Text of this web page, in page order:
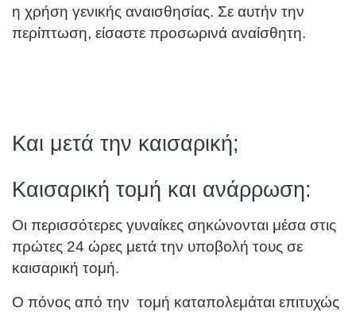
η χρήση γενικής αναισθησίας. Σε αυτήν την
περίπτωση, είσαστε προσωρινά αναίσθητη.
Και μετά την καισαρική;
Καισαρική τομή και ανάρρωση:
Οι περισσότερες γυναίκες σηκώνονται μέσα στις
πρώτες 24 ώρες μετά την υποβολή τους σε
καισαρική τομή.
Ο πόνος από την τομή καταπολεμάται επιτυχώς